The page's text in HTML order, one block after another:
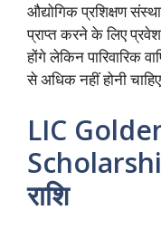
औद्योगिक प्रशिक्षण
प्राप्त करने के लिए
होंगे लेकिन पारिवारिक
से अधिक नहीं होनी
LIC
राशि